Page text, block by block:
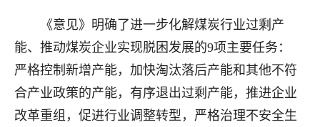
《意见》明确了进一步化解煤炭行业过剩产
能、推动煤炭企业实现脱困发展的9项主要任务：
严格控制新增产能，加快淘汰落后产能和其他不符
合产业政策的产能，有序退出过剩产能，推进企业
改革重组，促进行业调整转型，严格治理不安全生